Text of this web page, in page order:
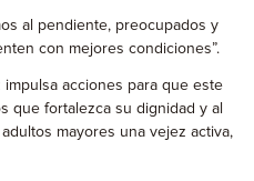
al pendiente, preocupados y
con mejores condiciones”.
acciones para que este
que fortalezca su dignidad y al
mayores una vejez activa,